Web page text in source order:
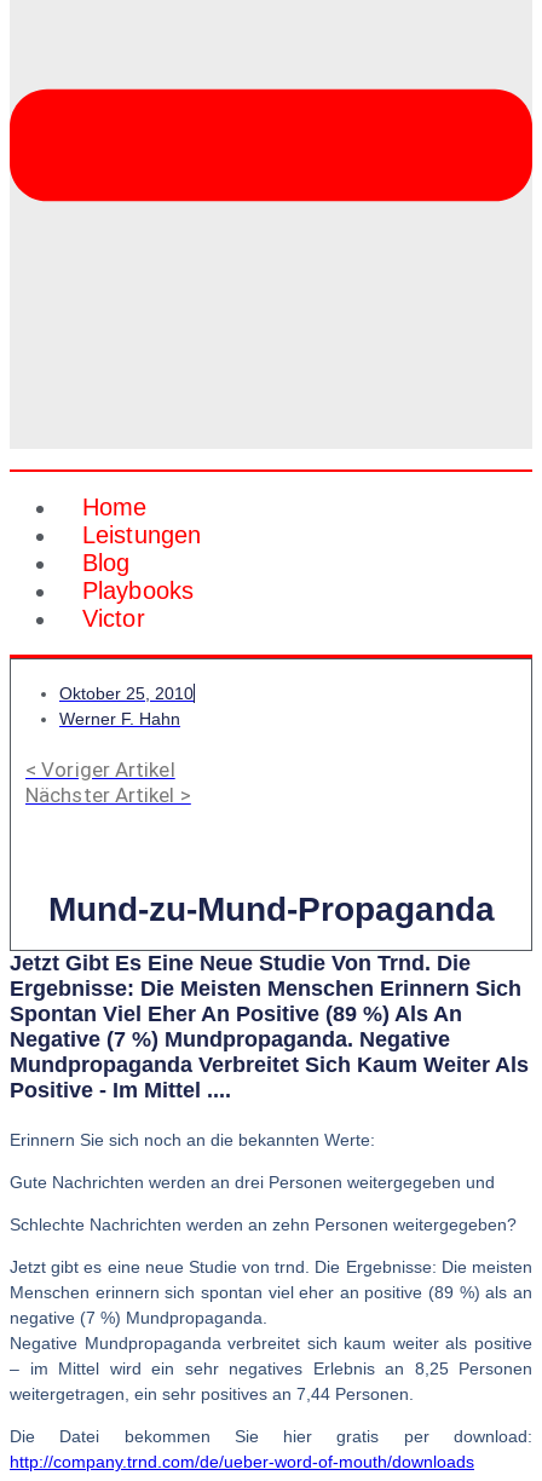
Home
Leistungen
Blog
Playbooks
Victor
Oktober 25, 2010
Werner F. Hahn
< Voriger Artikel
Nächster Artikel >
Mund-zu-Mund-Propaganda
Jetzt Gibt Es Eine Neue Studie Von Trnd. Die
Ergebnisse: Die Meisten Menschen Erinnern Sich
Spontan Viel Eher An Positive (89 %) Als An
Negative (7 %) Mundpropaganda. Negative
Mundpropaganda Verbreitet Sich Kaum Weiter Als
Positive - Im Mittel ....
Erinnern Sie sich noch an die bekannten Werte:
Gute Nachrichten werden an drei Personen weitergegeben und
Schlechte Nachrichten werden an zehn Personen weitergegeben?
Jetzt gibt es eine neue Studie von trnd. Die Ergebnisse: Die meisten
Menschen erinnern sich spontan viel eher an positive (89 %) als an
negative (7 %) Mundpropaganda.
Negative Mundpropaganda verbreitet sich kaum weiter als positive
– im Mittel wird ein sehr negatives Erlebnis an 8,25 Personen
weitergetragen, ein sehr positives an 7,44 Personen.
Die Datei bekommen Sie hier gratis per download:
http://company.trnd.com/de/ueber-word-of-mouth/downloads